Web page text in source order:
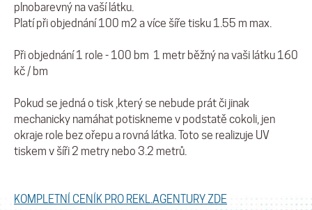
plnobarevný na vaší látku.
Platí při objednání 100 m2 a více šíře tisku 1.55 m max.
Při objednání 1 role - 100 bm 1 metr běžný na vaši látku 160
kč / bm
Pokud se jedná o tisk ,který se nebude prát či jinak
mechanicky namáhat potiskneme v podstatě cokoli, jen
okraje role bez ořepu a rovná látka. Toto se realizuje UV
tiskem v šíři 2 metry nebo 3.2 metrů.
KOMPLETNÍ CENÍK PRO REKL.AGENTURY ZDE